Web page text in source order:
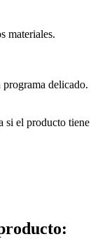
materiales.
delicado.
si el producto tiene